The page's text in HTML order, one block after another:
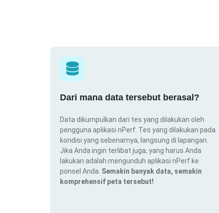
Dari mana data tersebut berasal?
Data dikumpulkan dari tes yang dilakukan oleh
pengguna aplikasi nPerf. Tes yang dilakukan pada
kondisi yang sebenarnya, langsung di lapangan.
Jika Anda ingin terlibat juga, yang harus Anda
lakukan adalah mengunduh aplikasi nPerf ke
ponsel Anda. Semakin banyak data, semakin
komprehensif peta tersebut!